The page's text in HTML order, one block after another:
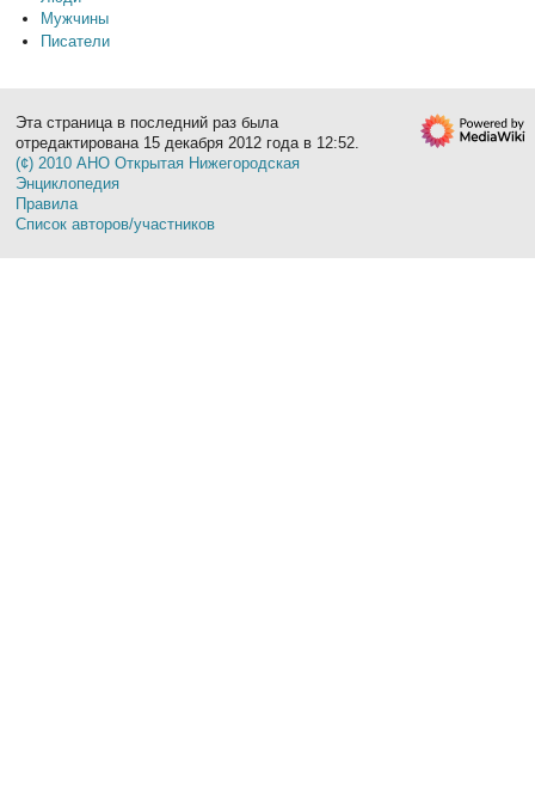
Мужчины
Писатели
Эта страница в последний раз была
отредактирована 15 декабря 2012 года в 12:52.
(¢) 2010 АНО Открытая Нижегородская
Энциклопедия
Правила
Список авторов/участников